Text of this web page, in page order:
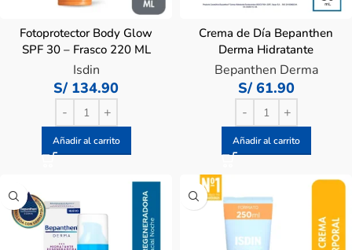
Fotoprotector Body Glow
SPF 30 – Frasco 220 ML
Isdin
S/ 134.90
Añadir al carrito
Crema de Día Bepanthen
Derma Hidratante
Restauradora – Frasco 50
ML
Bepanthen Derma
S/61.90
Añadir al carrito